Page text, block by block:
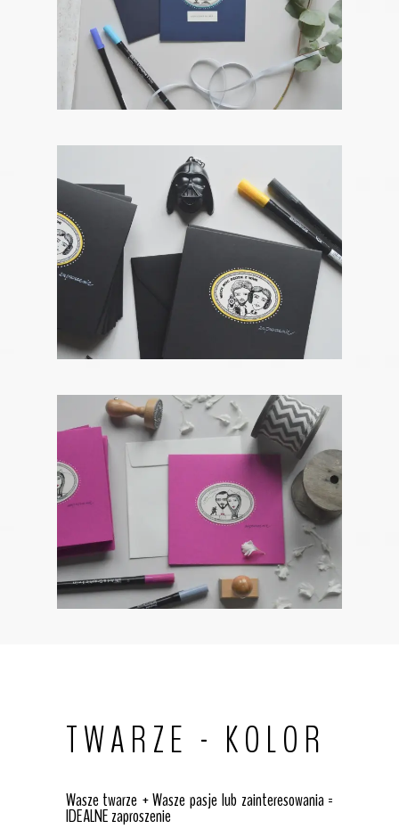
TWARZE - KOLOR
Wasze twarze + Wasze pasje lub zainteresowania =
IDEALNE zaproszenie